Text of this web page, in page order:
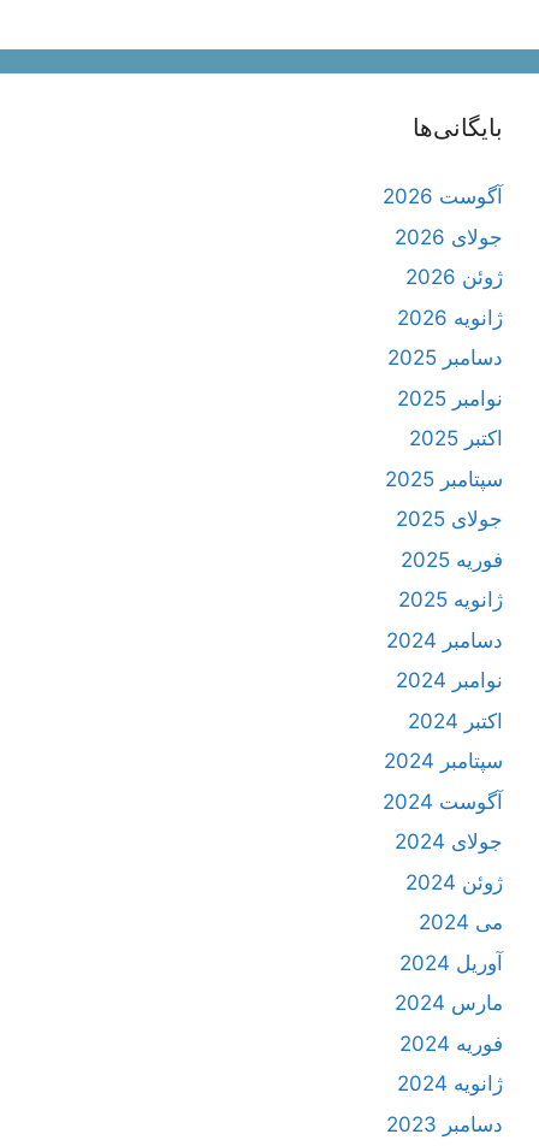
بایگانی‌ها
آگوست 2026
جولای 2026
ژوئن 2026
ژانویه 2026
دسامبر 2025
نوامبر 2025
اکتبر 2025
سپتامبر 2025
جولای 2025
فوریه 2025
ژانویه 2025
دسامبر 2024
نوامبر 2024
اکتبر 2024
سپتامبر 2024
آگوست 2024
جولای 2024
ژوئن 2024
می 2024
آوریل 2024
مارس 2024
فوریه 2024
ژانویه 2024
دسامبر 2023